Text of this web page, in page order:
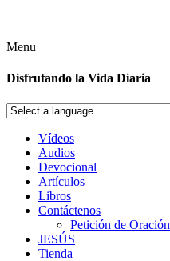
Menu
Disfrutando la Vida Diaria
Vídeos
Audios
Devocional
Artículos
Libros
Contáctenos
Petición de Oración
JESÚS
Tienda